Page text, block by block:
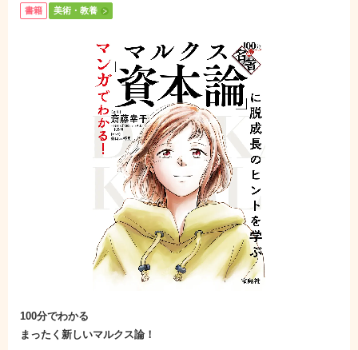
書籍 美術・教養
100分でわかる
まったく新しいマルクス論！